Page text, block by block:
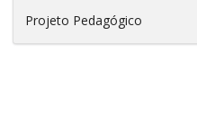
Projeto Pedagógico